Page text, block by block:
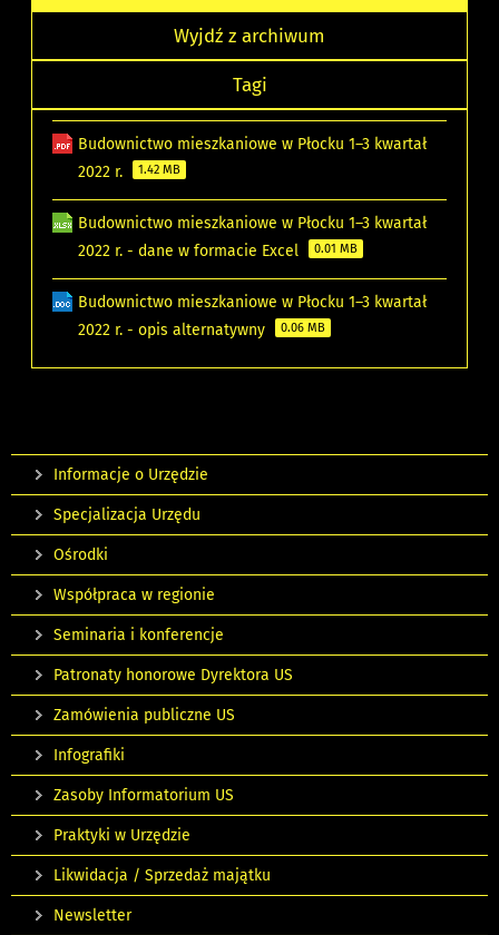
Wyjdź z archiwum
Tagi
Budownictwo mieszkaniowe w Płocku 1–3 kwartał
2022 r.
1.42 MB
Budownictwo mieszkaniowe w Płocku 1–3 kwartał
2022 r. - dane w formacie Excel
0.01 MB
Budownictwo mieszkaniowe w Płocku 1–3 kwartał
2022 r. - opis alternatywny
0.06 MB
Informacje o Urzędzie
Specjalizacja Urzędu
Ośrodki
Współpraca w regionie
Seminaria i konferencje
Patronaty honorowe Dyrektora US
Zamówienia publiczne US
Infografiki
Zasoby Informatorium US
Praktyki w Urzędzie
Likwidacja / Sprzedaż majątku
Newsletter